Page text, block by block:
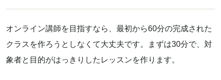
オンライン講師を目指すなら、最初から60分の完成された
クラスを作ろうとしなくて大丈夫です。まずは30分で、対
象者と目的がはっきりしたレッスンを作ります。